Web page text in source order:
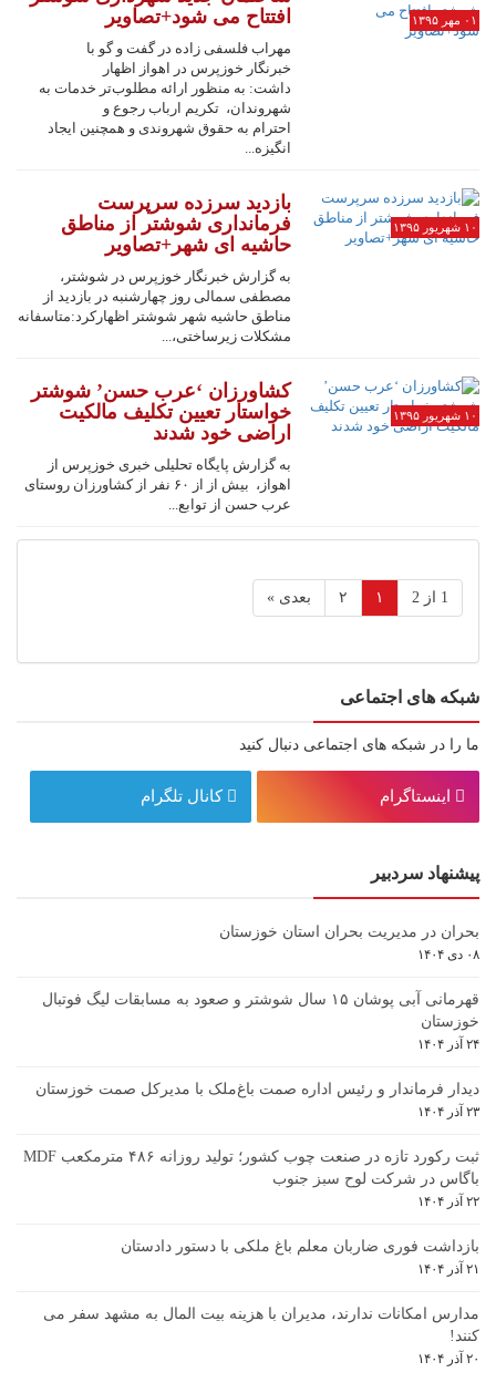
۰۱ مهر ۱۳۹۵
افتتاح می شود+تصاویر
مهراب فلسفی زاده در گفت و گو با
خبرنگار خوزپرس در اهواز اظهار
داشت: به منظور ارائه مطلوب‌تر خدمات به
شهروندان، تکریم ارباب رجوع و
احترام به حقوق شهروندی و همچنین ایجاد
انگیزه...
۱۰ شهریور ۱۳۹۵
بازدید سرزده سرپرست
فرمانداری شوشتر از مناطق
حاشیه ای شهر+تصاویر
به گزارش خبرنگار خوزپرس در شوشتر،
مصطفی سمالی روز چهارشنبه در بازدید از
مناطق حاشیه شهر شوشتر اظهارکرد:متاسفانه
مشکلات زیرساختی،...
۱۰ شهریور ۱۳۹۵
کشاورزان ‘عرب حسن’ شوشتر
خواستار تعیین تکلیف مالکیت
اراضی خود شدند
به گزارش پایگاه تحلیلی خبری خوزپرس از
اهواز، بیش از از ۶۰ نفر از کشاورزان روستای
عرب حسن از توابع...
1 از 2 ۱ ۲ بعدی »
شبکه های اجتماعی
ما را در شبکه های اجتماعی دنبال کنید
اینستاگرام کانال تلگرام
پیشنهاد سردبیر
بحران در مدیریت بحران استان خوزستان
۰۸ دی ۱۴۰۴
قهرمانی آبی پوشان ۱۵ سال شوشتر و صعود به مسابقات لیگ فوتبال
خوزستان
۲۴ آذر ۱۴۰۴
دیدار فرماندار و رئیس اداره صمت باغ‌ملک با مدیرکل صمت خوزستان
۲۳ آذر ۱۴۰۴
ثبت رکورد تازه در صنعت چوب کشور؛ تولید روزانه ۴۸۶ مترمکعب MDF
باگاس در شرکت لوح سبز جنوب
۲۲ آذر ۱۴۰۴
بازداشت فوری ضاربان معلم باغ ملکی با دستور دادستان
۲۱ آذر ۱۴۰۴
مدارس امکانات ندارند، مدیران با هزینه بیت المال به مشهد سفر می
کنند!
۲۰ آذر ۱۴۰۴